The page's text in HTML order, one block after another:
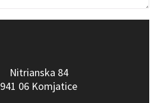
Nitrianska 84
941 06 Komjatice